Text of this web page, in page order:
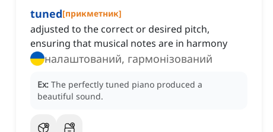
tuned[прикметник]
adjusted to the correct or desired pitch,
ensuring that musical notes are in harmony
налаштований, гармонізований
Ex: The perfectly tuned piano produced a
beautiful sound.